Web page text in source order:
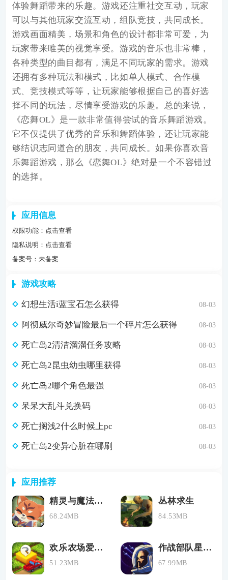
体验舞蹈带来的乐趣。游戏还注重社交互动，玩家
可以与其他玩家交流互动，组队竞技，共同成长。
游戏画面精美，场景和角色的设计都非常可爱，为
玩家带来唯美的视觉享受。游戏的音乐也非常棒，
各种类型的曲目都有，满足不同玩家的需求。游戏
还拥有多种玩法和模式，比如单人模式、合作模
式、竞技模式等等，让玩家能够根据自己的喜好选
择不同的玩法，尽情享受游戏的乐趣。总的来说，
《恋舞OL》是一款非常值得尝试的音乐舞蹈游戏。
它不仅提供了优秀的音乐和舞蹈体验，还让玩家能
够结识志同道合的朋友，共同成长。如果你喜欢音
乐舞蹈游戏，那么《恋舞OL》绝对是一个不容错过
的选择。
应用信息
权限功能： 点击查看
隐私说明： 点击查看
备案号：未备案
游戏攻略
幻想生活i蓝宝石怎么获得 08-03
阿彻威尔奇妙冒险最后一个碎片怎么获得 08-03
死亡岛2清洁溜溜任务攻略 08-03
死亡岛2昆虫幼虫哪里获得 08-03
死亡岛2哪个角色最强 08-03
呆呆大乱斗兑换码 08-03
死亡搁浅2什么时候上pc 08-03
死亡岛2变异心脏在哪刷 08-03
应用推荐
精灵与魔法最新版下载
68.24MB
丛林求生
84.53MB
欢乐农场爱消除
51.23MB
作战部队星际围攻手机版下载
67.99MB